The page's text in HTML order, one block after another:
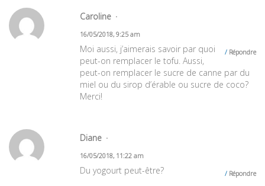
Caroline
16/05/2018, 9:25 am
Répondre
Moi aussi, j’aimerais savoir par quoi
peut-on remplacer le tofu. Aussi,
peut-on remplacer le sucre de canne par du
miel ou du sirop d’érable ou sucre de coco?
Merci!
Diane
16/05/2018, 11:22 am
Répondre
Du yogourt peut-être?